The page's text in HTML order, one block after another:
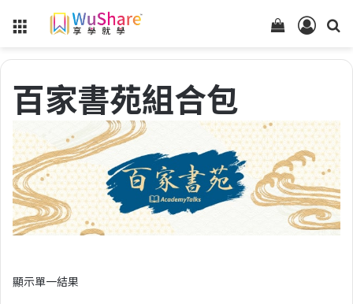
Menu
登
查
購
物
車
狀
態
百家書苑組合包
顯示單一結果